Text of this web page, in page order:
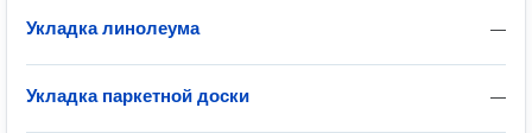
—
Укладка линолеума
—
Укладка паркетной доски